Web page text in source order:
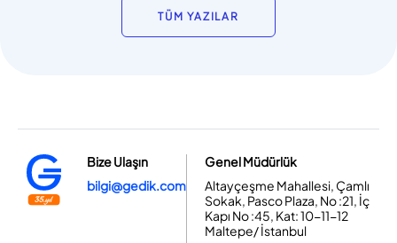
TÜM YAZILAR
Bize Ulaşın
bilgi@gedik.com
Genel Müdürlük
Altayçeşme Mahallesi, Çamlı
Sokak, Pasco Plaza, No :21, İç
Kapı No :45, Kat: 10-11-12
Maltepe/ İstanbul